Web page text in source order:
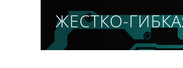
ЖЕСТКО-